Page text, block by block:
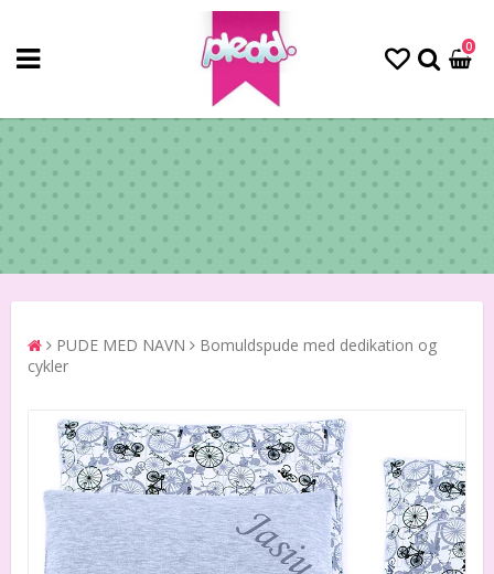
0
PUDE MED NAVN
Bomuldspude med dedikation og
cykler